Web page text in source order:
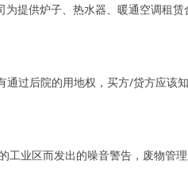
提供炉子、热水器、暖通空调租赁
过后院的用地权，买方/贷方应该知
工业区而发出的噪音警告，废物管